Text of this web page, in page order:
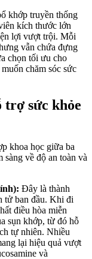
khớp truyền thống
kích thước lớn
lợi vượt trội. Mỗi
vẫn chứa đựng
chọn tối ưu cho
chăm sóc sức
trợ sức khỏe
khoa học giữa ba
về độ an toàn và
Đây là thành
tử ban đầu. Khi đi
điều hòa miễn
sụn khớp, từ đó hỗ
tự nhiên. Nhiều
lại hiệu quả vượt
và